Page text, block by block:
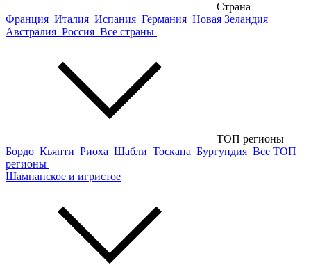
Страна
Франция Италия Испания Германия Новая Зеландия
Австралия Россия Все страны
ТОП регионы
Бордо Кьянти Риоха Шабли Тоскана Бургундия Все ТОП
регионы
Шампанское и игристое